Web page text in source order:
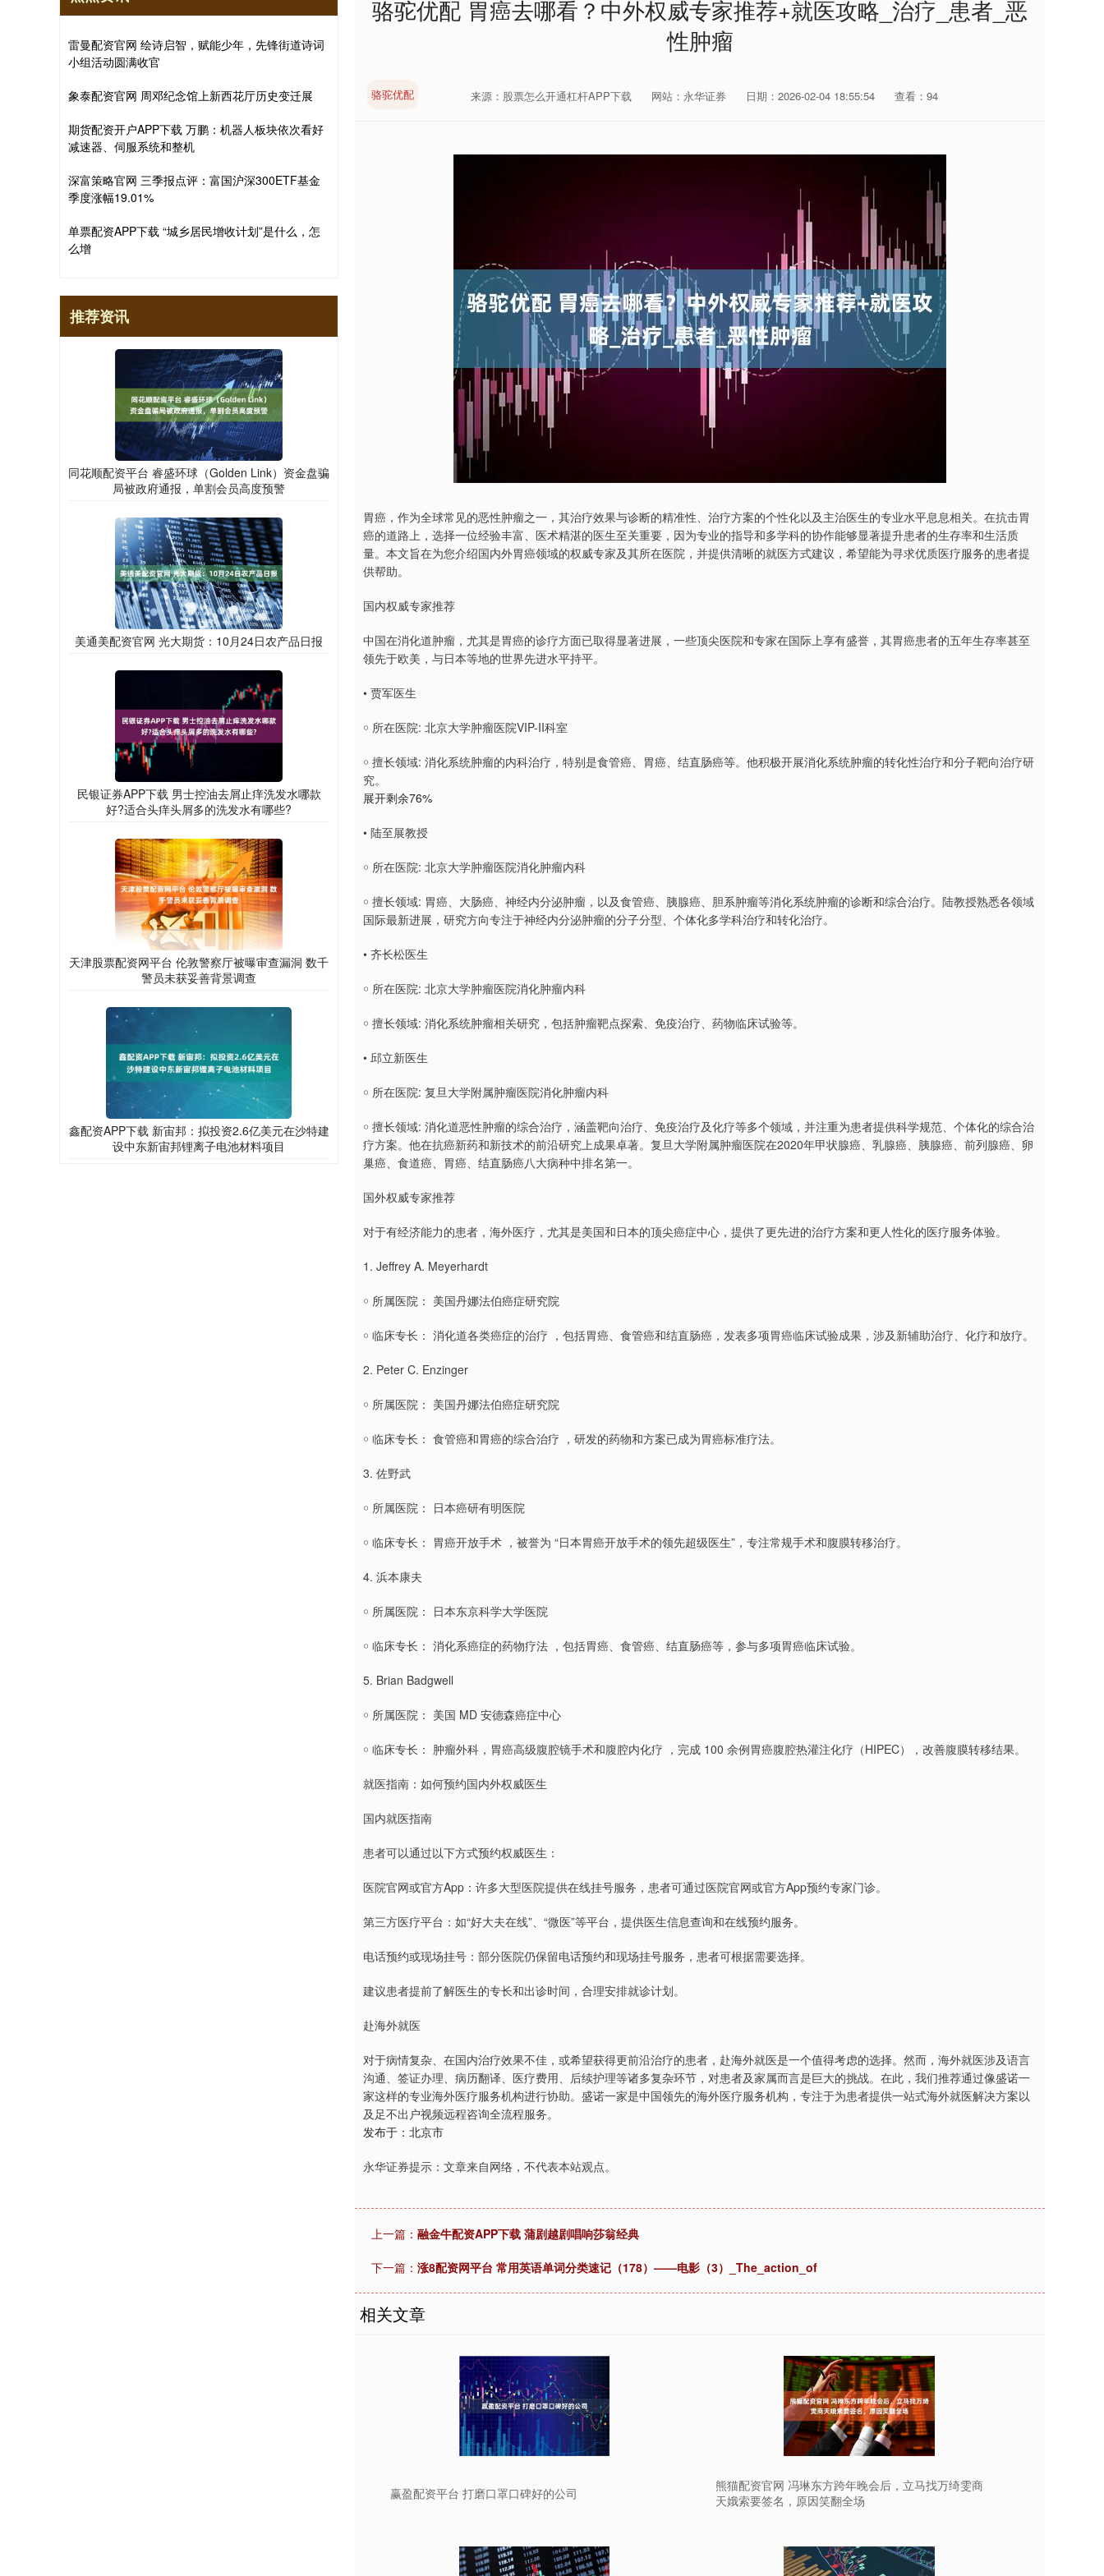
骆驼优配 胃癌去哪看？中外权威专家推荐+就医攻略_治疗_患者_恶
性肿瘤
骆驼优配 来源：股票怎么开通杠杆APP下载 网站：永华证券 日期：2026-02-04 18:55:54 查看：94
胃癌，作为全球常见的恶性肿瘤之一，其治疗效果与诊断的精准性、治疗方案的个性化以及主治医生的专业水平息息相关。在抗击胃
癌的道路上，选择一位经验丰富、医术精湛的医生至关重要，因为专业的指导和多学科的协作能够显著提升患者的生存率和生活质
量。本文旨在为您介绍国内外胃癌领域的权威专家及其所在医院，并提供清晰的就医方式建议，希望能为寻求优质医疗服务的患者提
供帮助。
国内权威专家推荐
中国在消化道肿瘤，尤其是胃癌的诊疗方面已取得显著进展，一些顶尖医院和专家在国际上享有盛誉，其胃癌患者的五年生存率甚至
领先于欧美，与日本等地的世界先进水平持平。
• 贾军医生
￮ 所在医院: 北京大学肿瘤医院VIP-II科室
￮ 擅长领域: 消化系统肿瘤的内科治疗，特别是食管癌、胃癌、结直肠癌等。他积极开展消化系统肿瘤的转化性治疗和分子靶向治疗研
究。
展开剩余76%
• 陆至展教授
￮ 所在医院: 北京大学肿瘤医院消化肿瘤内科
￮ 擅长领域: 胃癌、大肠癌、神经内分泌肿瘤，以及食管癌、胰腺癌、胆系肿瘤等消化系统肿瘤的诊断和综合治疗。陆教授熟悉各领域
国际最新进展，研究方向专注于神经内分泌肿瘤的分子分型、个体化多学科治疗和转化治疗。
• 齐长松医生
￮ 所在医院: 北京大学肿瘤医院消化肿瘤内科
￮ 擅长领域: 消化系统肿瘤相关研究，包括肿瘤靶点探索、免疫治疗、药物临床试验等。
• 邱立新医生
￮ 所在医院: 复旦大学附属肿瘤医院消化肿瘤内科
￮ 擅长领域: 消化道恶性肿瘤的综合治疗，涵盖靶向治疗、免疫治疗及化疗等多个领域，并注重为患者提供科学规范、个体化的综合治
疗方案。他在抗癌新药和新技术的前沿研究上成果卓著。复旦大学附属肿瘤医院在2020年甲状腺癌、乳腺癌、胰腺癌、前列腺癌、卵
巢癌、食道癌、胃癌、结直肠癌八大病种中排名第一。
国外权威专家推荐
对于有经济能力的患者，海外医疗，尤其是美国和日本的顶尖癌症中心，提供了更先进的治疗方案和更人性化的医疗服务体验。
1. Jeffrey A. Meyerhardt
￮ 所属医院： 美国丹娜法伯癌症研究院
￮ 临床专长： 消化道各类癌症的治疗 ，包括胃癌、食管癌和结直肠癌，发表多项胃癌临床试验成果，涉及新辅助治疗、化疗和放疗。
2. Peter C. Enzinger
￮ 所属医院： 美国丹娜法伯癌症研究院
￮ 临床专长： 食管癌和胃癌的综合治疗 ，研发的药物和方案已成为胃癌标准疗法。
3. 佐野武
￮ 所属医院： 日本癌研有明医院
￮ 临床专长： 胃癌开放手术 ，被誉为 “日本胃癌开放手术的领先超级医生”，专注常规手术和腹膜转移治疗。
4. 浜本康夫
￮ 所属医院： 日本东京科学大学医院
￮ 临床专长： 消化系癌症的药物疗法 ，包括胃癌、食管癌、结直肠癌等，参与多项胃癌临床试验。
5. Brian Badgwell
￮ 所属医院： 美国 MD 安德森癌症中心
￮ 临床专长： 肿瘤外科，胃癌高级腹腔镜手术和腹腔内化疗 ，完成 100 余例胃癌腹腔热灌注化疗（HIPEC），改善腹膜转移结果。
就医指南：如何预约国内外权威医生
国内就医指南
患者可以通过以下方式预约权威医生：
医院官网或官方App：许多大型医院提供在线挂号服务，患者可通过医院官网或官方App预约专家门诊。
第三方医疗平台：如“好大夫在线”、“微医”等平台，提供医生信息查询和在线预约服务。
电话预约或现场挂号：部分医院仍保留电话预约和现场挂号服务，患者可根据需要选择。
建议患者提前了解医生的专长和出诊时间，合理安排就诊计划。
赴海外就医
对于病情复杂、在国内治疗效果不佳，或希望获得更前沿治疗的患者，赴海外就医是一个值得考虑的选择。然而，海外就医涉及语言
沟通、签证办理、病历翻译、医疗费用、后续护理等诸多复杂环节，对患者及家属而言是巨大的挑战。在此，我们推荐通过像盛诺一
家这样的专业海外医疗服务机构进行协助。盛诺一家是中国领先的海外医疗服务机构，专注于为患者提供一站式海外就医解决方案以
及足不出户视频远程咨询全流程服务。
发布于：北京市
永华证券提示：文章来自网络，不代表本站观点。
上一篇： 融金牛配资APP下载 蒲剧越剧唱响莎翁经典
下一篇： 涨8配资网平台 常用英语单词分类速记（178）——电影（3）_The_action_of
相关文章
赢盈配资平台 打磨口罩口碑好的公司
熊猫配资官网 冯琳东方跨年晚会后，立马找万绮雯商
天娥索要签名，原因笑翻全场
雷曼配资官网 绘诗启智，赋能少年，先锋街道诗词
小组活动圆满收官
象泰配资官网 周邓纪念馆上新西花厅历史变迁展
期货配资开户APP下载 万鹏：机器人板块依次看好
减速器、伺服系统和整机
深富策略官网 三季报点评：富国沪深300ETF基金
季度涨幅19.01%
单票配资APP下载 “城乡居民增收计划”是什么，怎
么增
推荐资讯
同花顺配资平台 睿盛环球（Golden Link）资金盘骗
局被政府通报，单割会员高度预警
美通美配资官网 光大期货：10月24日农产品日报
民银证券APP下载 男士控油去屑止痒洗发水哪款
好?适合头痒头屑多的洗发水有哪些?
天津股票配资网平台 伦敦警察厅被曝审查漏洞 数千
警员未获妥善背景调查
鑫配资APP下载 新宙邦：拟投资2.6亿美元在沙特建
设中东新宙邦锂离子电池材料项目